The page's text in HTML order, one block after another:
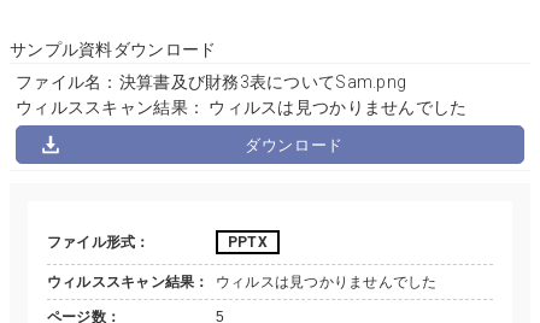
サンプル資料ダウンロード
ファイル名：決算書及び財務3表についてSam.png
ウィルススキャン結果： ウィルスは見つかりませんでした
ダウンロード
ファイル形式 PPTX
ウィルススキャン結果 ウィルスは見つかりませんでした
ページ数 5